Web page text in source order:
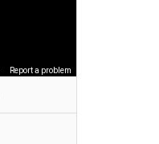
Report a problem